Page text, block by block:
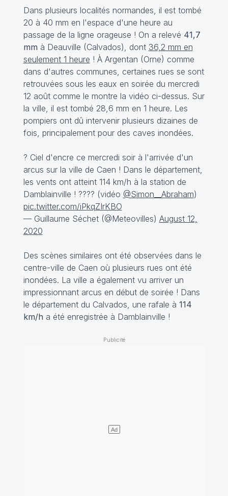
Dans plusieurs localités normandes, il est tombé
20 à 40 mm en l'espace d'une heure au
passage de la ligne orageuse ! On a relevé 41,7
mm à Deauville (Calvados), dont 36,2 mm en
seulement 1 heure ! À Argentan (Orne) comme
dans d'autres communes, certaines rues se sont
retrouvées sous les eaux en soirée du mercredi
12 août comme le montre la vidéo ci-dessus. Sur
la ville, il est tombé 28,6 mm en 1 heure. Les
pompiers ont dû intervenir plusieurs dizaines de
fois, principalement pour des caves inondées.
? Ciel d'encre ce mercredi soir à l'arrivée d'un
arcus sur la ville de Caen ! Dans le département,
les vents ont atteint 114 km/h à la station de
Damblainville ! ???? (vidéo @Simon__Abraham)
pic.twitter.com/iPkqZIrKBO
— Guillaume Séchet (@Meteovilles) August 12,
2020
Des scènes similaires ont été observées dans le
centre-ville de Caen où plusieurs rues ont été
inondées. La ville a également vu arriver un
impressionnant arcus en début de soirée ! Dans
le département du Calvados, une rafale à 114
km/h a été enregistrée à Damblainville !